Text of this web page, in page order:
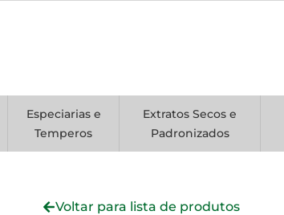
Especiarias e
Temperos
Extratos Secos e
Padronizados
Voltar para lista de produtos